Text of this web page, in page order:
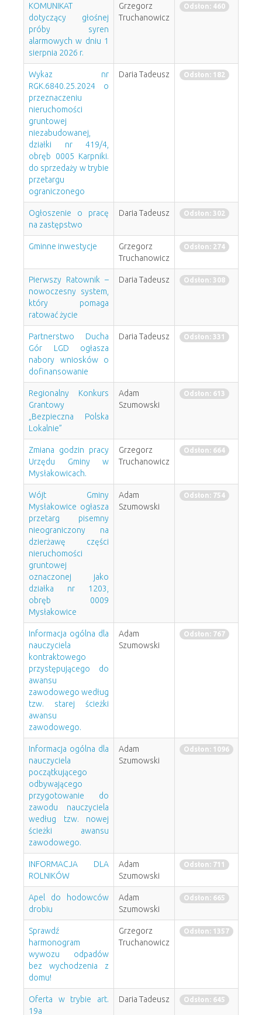
KOMUNIKAT
dotyczący głośnej
próby syren
alarmowych w dniu 1
sierpnia 2026 r.
Grzegorz
Truchanowicz
Odsłon: 460
Wykaz nr
RGK.6840.25.2024 o
przeznaczeniu
nieruchomości
gruntowej
niezabudowanej,
działki nr 419/4,
obręb 0005 Karpniki.
do sprzedaży w trybie
przetargu
ograniczonego
Daria Tadeusz Odsłon: 182
Ogłoszenie o pracę
na zastępstwo
Daria Tadeusz Odsłon: 302
Gminne inwestycje
Grzegorz
Truchanowicz
Odsłon: 274
Pierwszy Ratownik –
nowoczesny system,
który pomaga
ratować życie
Daria Tadeusz Odsłon: 308
Partnerstwo Ducha
Gór LGD ogłasza
nabory wniosków o
dofinansowanie
Daria Tadeusz Odsłon: 331
Regionalny Konkurs
Grantowy
„Bezpieczna Polska
Lokalnie”
Adam
Szumowski
Odsłon: 613
Zmiana godzin pracy
Urzędu Gminy w
Mysłakowicach.
Grzegorz
Truchanowicz
Odsłon: 664
Wójt Gminy
Mysłakowice ogłasza
przetarg pisemny
nieograniczony na
dzierżawę części
nieruchomości
gruntowej
oznaczonej jako
działka nr 1203,
obręb 0009
Mysłakowice
Adam
Szumowski
Odsłon: 754
Informacja ogólna dla
nauczyciela
kontraktowego
przystępującego do
awansu
zawodowego według
tzw. starej ścieżki
awansu
zawodowego.
Adam
Szumowski
Odsłon: 767
Informacja ogólna dla
nauczyciela
początkującego
odbywającego
przygotowanie do
zawodu nauczyciela
według tzw. nowej
ścieżki awansu
zawodowego.
Adam
Szumowski
Odsłon: 1096
INFORMACJA DLA
ROLNIKÓW
Adam
Szumowski
Odsłon: 711
Apel do hodowców
drobiu
Adam
Szumowski
Odsłon: 665
Sprawdź
harmonogram
wywozu odpadów
bez wychodzenia z
domu!
Grzegorz
Truchanowicz
Odsłon: 1357
Oferta w trybie art.
19a
Daria Tadeusz Odsłon: 645